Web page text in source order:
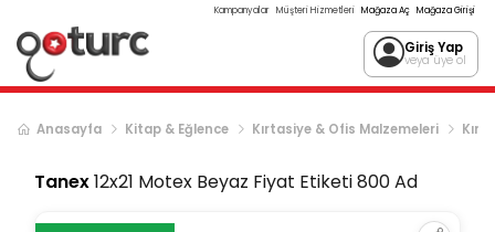
Kampanyalar Müşteri Hizmetleri Mağaza Aç Mağaza Girişi
Giriş Yap
veya üye ol
Anasayfa Kitap & Eğlence Kırtasiye & Ofis Malzemeleri
Tanex12x21 Motex Beyaz Fiyat Etiketi 800 Ad